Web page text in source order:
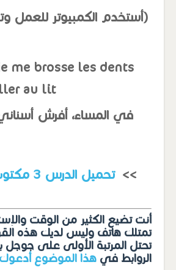
(أستخدم الكمبيوتر للعمل وتصفح الإنترنت)
me brosse les dents
au lit.
>>تحميل الدرس 3 مكتوب PDF
أنت تضيع الكثير من الوقت
تمتلك هاتف وليس لديك هذه
تحتل المرتبة الأولى على
الروابط في هذا الموضوع أدعوك